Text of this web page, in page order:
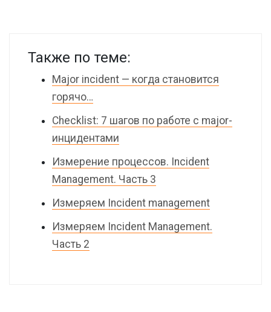
Также по теме:
Major incident — когда становится
горячо…
Checklist: 7 шагов по работе с major-
инцидентами
Измерение процессов. Incident
Management. Часть 3
Измеряем Incident management
Измеряем Incident Management.
Часть 2